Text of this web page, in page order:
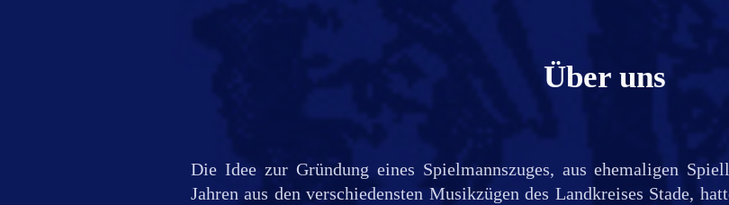
Über uns
Die Idee zur Gründung eines Spielmannszuges, aus ehemaligen
Jahren aus den verschiedensten Musikzügen des Landkreises Stade,